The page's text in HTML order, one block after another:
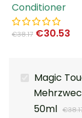
Conditioner
€38.17 €30.53
Magic
50ml €